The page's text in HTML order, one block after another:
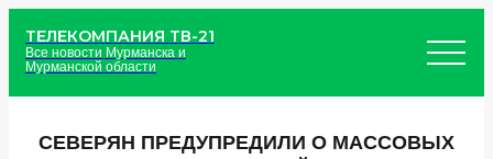
ТЕЛЕКОМПАНИЯ ТВ-21
Все новости Мурманска и
Мурманской области
СЕВЕРЯН ПРЕДУПРЕДИЛИ О МАССОВЫХ